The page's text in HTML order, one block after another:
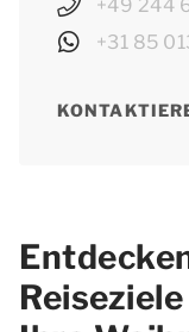
+49 244
+31 85